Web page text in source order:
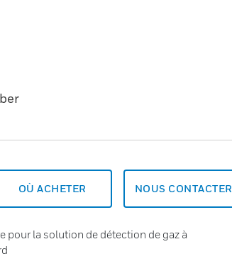
OÙ ACHETER NOUS CONTACTER
pour la solution de détection de gaz à